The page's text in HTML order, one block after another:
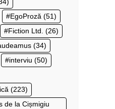
EgoProză (51)
Fiction Ltd. (26)
(34)
interviu (50)
(223)
de la Cișmigiu